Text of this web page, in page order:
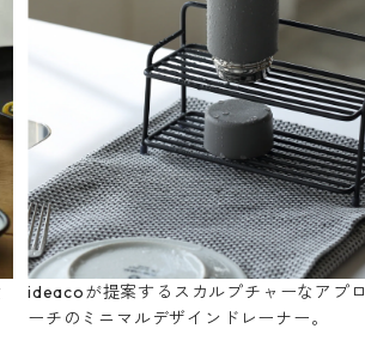
ideacoが提案するスカルプチャーなアプロ
ーチのミニマルデザインドレーナー。